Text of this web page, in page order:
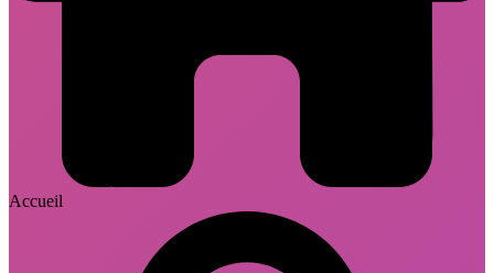
Accueil